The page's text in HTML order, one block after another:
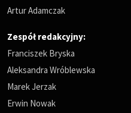
Artur Adamczak
Zespół redakcyjny:
Franciszek Bryska
Aleksandra Wróblewska
Marek Jerzak
Erwin Nowak